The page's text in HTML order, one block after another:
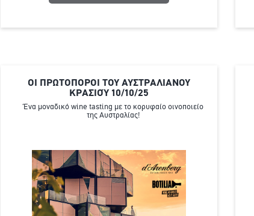
ΟΙ ΠΡΩΤΟΠΟΡΟΙ ΤΟΥ ΑΥΣΤΡΑΛΙΑΝΟΥ
ΚΡΑΣΙΟΎ 10/10/25
Ένα μοναδικό wine tasting με το κορυφαίο οινοποιείο
της Αυστραλίας!